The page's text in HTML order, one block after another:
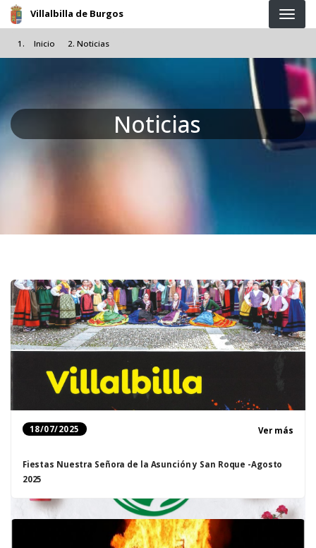
Pasar al contenido principal
Villalbilla de Burgos
Inicio Noticias
Noticias
18/07/2025 Ver más
Fiestas Nuestra Señora de la Asunción y San Roque -Agosto
2025